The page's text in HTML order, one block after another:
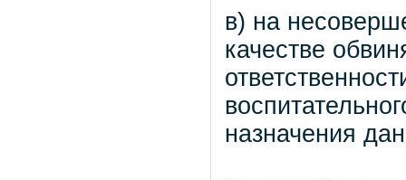
в) на
качестве
назначения